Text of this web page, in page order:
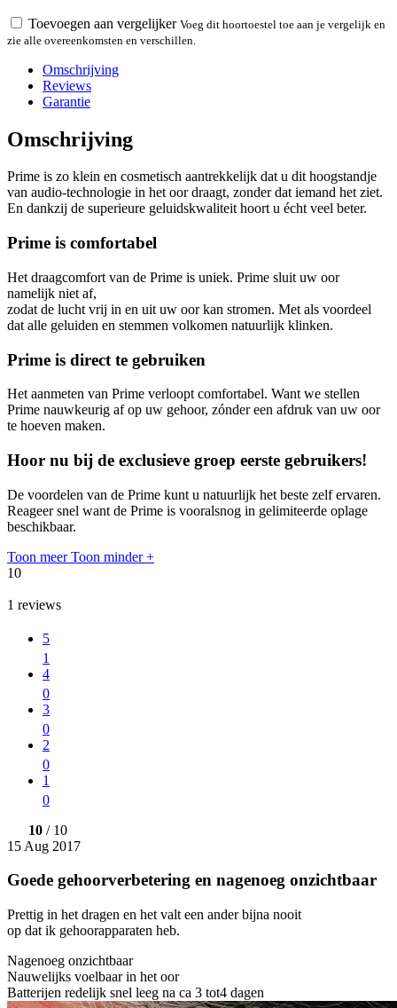
Toevoegen aan vergelijker Voeg dit hoortoestel toe aan je vergelijk en
zie alle overeenkomsten en verschillen.
Omschrijving
Reviews
Garantie
Omschrijving
Prime is zo klein en cosmetisch aantrekkelijk dat u dit hoogstandje
van audio-technologie in het oor draagt, zonder dat iemand het ziet.
En dankzij de superieure geluidskwaliteit hoort u écht veel beter.
Prime is comfortabel
Het draagcomfort van de Prime is uniek. Prime sluit uw oor
namelijk niet af,
zodat de lucht vrij in en uit uw oor kan stromen. Met als voordeel
dat alle geluiden en stemmen volkomen natuurlijk klinken.
Prime is direct te gebruiken
Het aanmeten van Prime verloopt comfortabel. Want we stellen
Prime nauwkeurig af op uw gehoor, zónder een afdruk van uw oor
te hoeven maken.
Hoor nu bij de exclusieve groep eerste gebruikers!
De voordelen van de Prime kunt u natuurlijk het beste zelf ervaren.
Reageer snel want de Prime is vooralsnog in gelimiteerde oplage
beschikbaar.
Toon meer Toon minder +
10
1 reviews
5
1
4
0
3
0
2
0
1
0
10 / 10
15 Aug 2017
Goede gehoorverbetering en nagenoeg onzichtbaar
Prettig in het dragen en het valt een ander bijna nooit
op dat ik gehoorapparaten heb.
Nagenoeg onzichtbaar
Nauwelijks voelbaar in het oor
Batterijen redelijk snel leeg na ca 3 tot4 dagen